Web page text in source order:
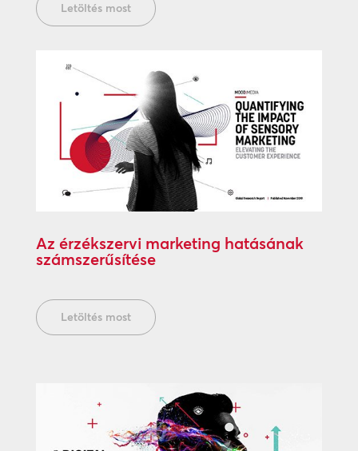
Letöltés most
Az érzékszervi marketing hatásának
számszerűsítése
Letöltés most